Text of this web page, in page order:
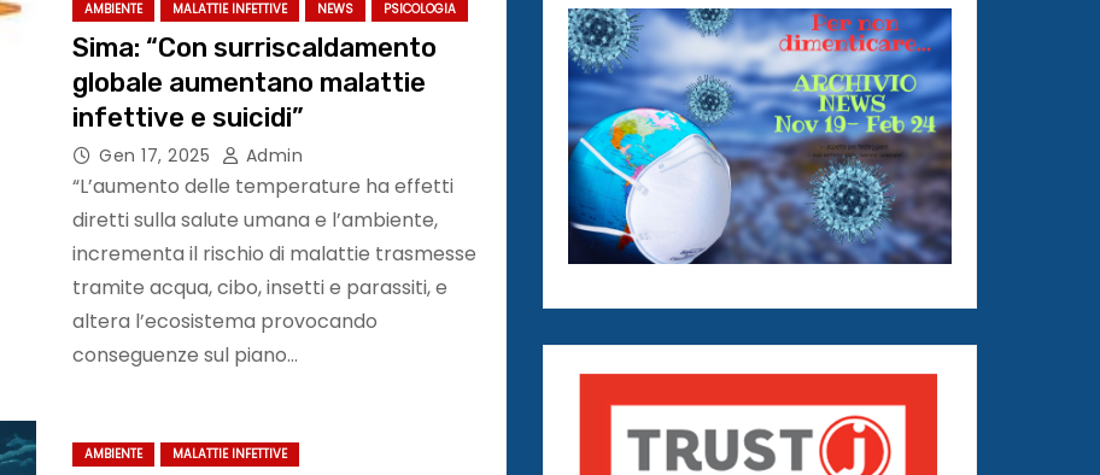
AMBIENTE MALATTIE INFETTIVE NEWS PSICOLOGIA
Sima: “Con surriscaldamento
globale aumentano malattie
infettive e suicidi”
Gen 17, 2025 Admin
“L’aumento delle temperature ha effetti
diretti sulla salute umana e l’ambiente,
incrementa il rischio di malattie trasmesse
tramite acqua, cibo, insetti e parassiti, e
altera l’ecosistema provocando
conseguenze sul piano…
AMBIENTE MALATTIE INFETTIVE